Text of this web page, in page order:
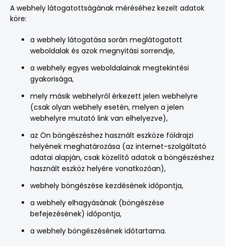
A webhely látogatottságának méréséhez kezelt adatok
köre:
a webhely látogatása során meglátogatott
weboldalak és azok megnyitási sorrendje,
a webhely egyes weboldalainak megtekintési
gyakorisága,
mely másik webhelyről érkezett jelen webhelyre
(csak olyan webhely esetén, melyen a jelen
webhelyre mutató link van elhelyezve),
az Ön böngészéshez használt eszköze földrajzi
helyének meghatározása (az internet-szolgáltató
adatai alapján, csak közelítő adatok a böngészéshez
használt eszköz helyére vonatkozóan),
webhely böngészése kezdésének időpontja,
a webhely elhagyásának (böngészése
befejezésének) időpontja,
a webhely böngészésének időtartama.